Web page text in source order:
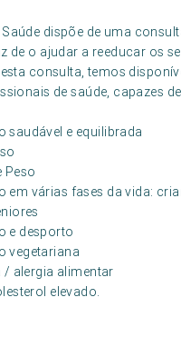
dispõe de uma
de o ajudar a reeducar os
consulta, temos
de saúde, capazes
saudável e equilibrada
Peso
em várias fases da vida:
e desporto
vegetariana
/ alergia alimentar
elevado.